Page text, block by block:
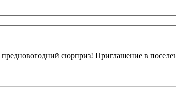
Здравствуйте, дорогие друзья! Сегодня у нас для